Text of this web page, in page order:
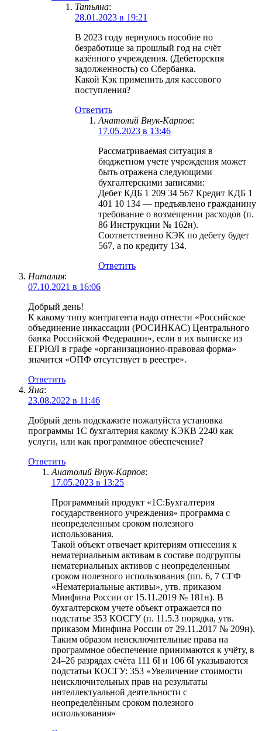
Татьяна:
28.01.2023 в 19:21
В 2023 году вернулось пособие по
безработице за прошлый год на счёт
казённого учреждения. (Дебеторскпя
задолженность) со Сбербанка.
Какой Кэк применить для кассового
поступления?
Ответить
Анатолий Внук-Карпов:
17.05.2023 в 13:46
Рассматриваемая ситуация в
бюджетном учете учреждения может
быть отражена следующими
бухгалтерскими записями:
Дебет КДБ 1 209 34 567 Кредит КДБ 1
401 10 134 — предъявлено гражданину
требование о возмещении расходов (п.
86 Инструкции № 162н).
Соответственно КЭК по дебету будет
567, а по кредиту 134.
Ответить
Наталия:
07.10.2021 в 16:06
Добрый день!
К какому типу контрагента надо отнести «Российское
объединение инкассации (РОСИНКАС) Центрального
банка Российской Федерации», если в их выписке из
ЕГРЮЛ в графе «организационно-правовая форма»
значится «ОПФ отсутствует в реестре».
Ответить
Яна:
23.08.2022 в 11:46
Добрый день подскажите пожалуйста установка
программы 1С бухгалтерия какому КЭКВ 2240 как
услуги, или как программное обеспечение?
Ответить
Анатолий Внук-Карпов:
17.05.2023 в 13:25
Программный продукт «1С:Бухгалтерия
государственного учреждения» программа с
неопределенным сроком полезного
использования.
Такой объект отвечает критериям отнесения к
нематериальным активам в составе подгруппы
нематериальных активов с неопределенным
сроком полезного использования (пп. 6, 7 СГФ
«Нематериальные активы», утв. приказом
Минфина России от 15.11.2019 № 181н). В
бухгалтерском учете объект отражается по
подстатье 353 КОСГУ (п. 11.5.3 порядка, утв.
приказом Минфина России от 29.11.2017 № 209н).
Таким образом неисключительные права на
программное обеспечение принимаются к учёту, в
24–26 разрядах счёта 111 6I и 106 6I указываются
подстатьи КОСГУ: 353 «Увеличение стоимости
неисключительных прав на результаты
интеллектуальной деятельности с
неопределённым сроком полезного
использования»